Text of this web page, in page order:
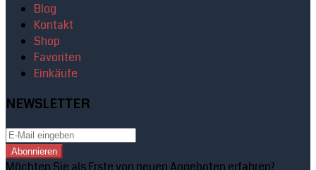
Blog
Kontakt
Shop
Favoriten
Einkäufe
NEWSLETTER
Abonnieren
Möchten Sie als Erste von neuen Angeboten erfahren?